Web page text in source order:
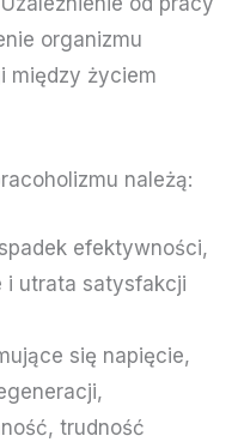
organizmu
między życiem
należą:
efektywności,
i utrata satysfakcji
się napięcie,
trudność